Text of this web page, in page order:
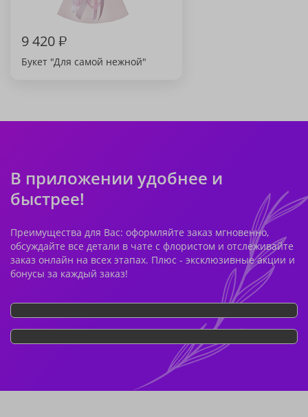
9 420₽
Букет "Для самой нежной"
В приложении удобнее и
быстрее!
Преимущества для Вас: оформляйте заказ мгновенно,
обсуждайте все детали в чате с флористом и отслеживайте
заказ онлайн на всех этапах. Плюс - эксклюзивные акции и
бонусы за каждый заказ!